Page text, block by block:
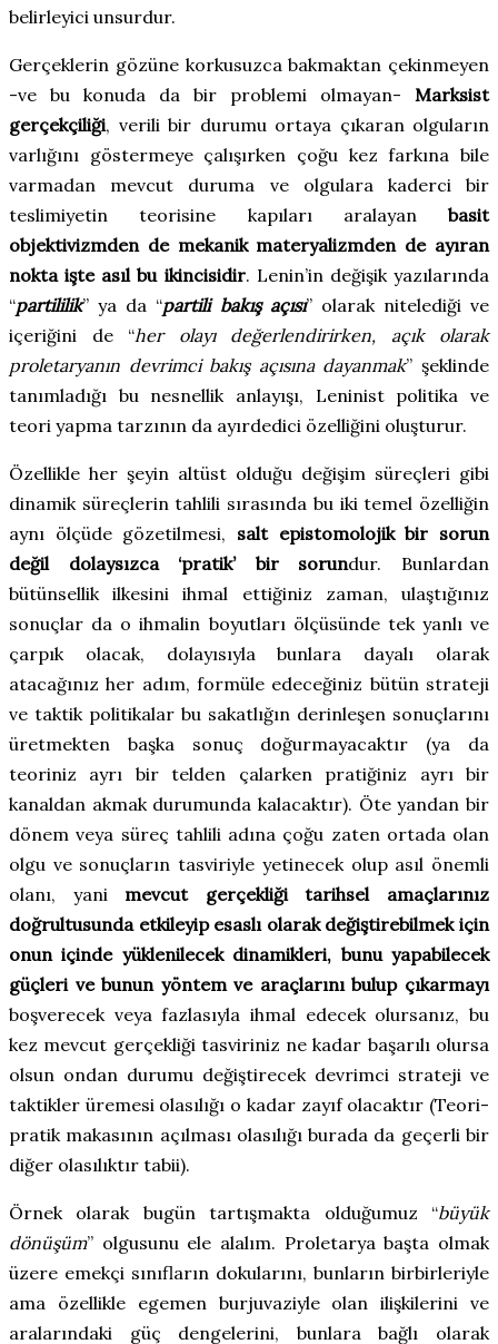
belirleyici unsurdur.
Gerçeklerin gözüne korkusuzca bakmaktan çekinmeyen
-ve bu konuda da bir problemi olmayan- Marksist
gerçekçiliği, verili bir durumu ortaya çıkaran olguların
varlığını göstermeye çalışırken çoğu kez farkına bile
varmadan mevcut duruma ve olgulara kaderci bir
teslimiyetin teorisine kapıları aralayan basit
objektivizmden de mekanik materyalizmden de ayıran
nokta işte asıl bu ikincisidir. Lenin’in değişik yazılarında
“partililik” ya da “partili bakış açısı” olarak nitelediği ve
içeriğini de “her olayı değerlendirirken, açık olarak
proletaryanın devrimci bakış açısına dayanmak” şeklinde
tanımladığı bu nesnellik anlayışı, Leninist politika ve
teori yapma tarzının da ayırdedici özelliğini oluşturur.
Özellikle her şeyin altüst olduğu değişim süreçleri gibi
dinamik süreçlerin tahlili sırasında bu iki temel özelliğin
aynı ölçüde gözetilmesi, salt epistomolojik bir sorun
değil dolaysızca ‘pratik’ bir sorundur. Bunlardan
bütünsellik ilkesini ihmal ettiğiniz zaman, ulaştığınız
sonuçlar da o ihmalin boyutları ölçüsünde tek yanlı ve
çarpık olacak, dolayısıyla bunlara dayalı olarak
atacağınız her adım, formüle edeceğiniz bütün strateji
ve taktik politikalar bu sakatlığın derinleşen sonuçlarını
üretmekten başka sonuç doğurmayacaktır (ya da
teoriniz ayrı bir telden çalarken pratiğiniz ayrı bir
kanaldan akmak durumunda kalacaktır). Öte yandan bir
dönem veya süreç tahlili adına çoğu zaten ortada olan
olgu ve sonuçların tasviriyle yetinecek olup asıl önemli
olanı, yani mevcut gerçekliği tarihsel amaçlarınız
doğrultusunda etkileyip esaslı olarak değiştirebilmek için
onun içinde yüklenilecek dinamikleri, bunu yapabilecek
güçleri ve bunun yöntem ve araçlarını bulup çıkarmayı
boşverecek veya fazlasıyla ihmal edecek olursanız, bu
kez mevcut gerçekliği tasviriniz ne kadar başarılı olursa
olsun ondan durumu değiştirecek devrimci strateji ve
taktikler üremesi olasılığı o kadar zayıf olacaktır (Teori-
pratik makasının açılması olasılığı burada da geçerli bir
diğer olasılıktır tabii).
Örnek olarak bugün tartışmakta olduğumuz “büyük
dönüşüm” olgusunu ele alalım. Proletarya başta olmak
üzere emekçi sınıfların dokularını, bunların birbirleriyle
ama özellikle egemen burjuvaziyle olan ilişkilerini ve
aralarındaki güç dengelerini, bunlara bağlı olarak